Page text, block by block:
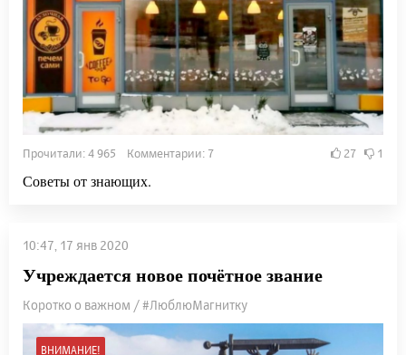
Прочитали: 4 965 Комментарии: 7 27 1
Советы от знающих.
10:47, 17 янв 2020
Учреждается новое почётное звание
Коротко о важном / #ЛюблюМагнитку
ВНИМАНИЕ!